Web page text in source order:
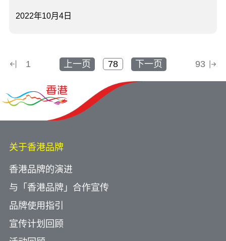
2022年10月4日
1 上一页 下一页 93
关于香港品牌
香港品牌的演进
与「香港品牌」合作宣传
品牌使用指引
宣传计划回顾